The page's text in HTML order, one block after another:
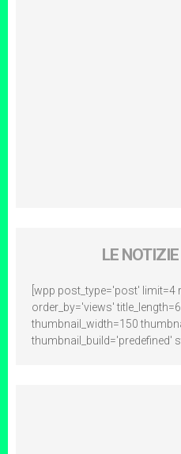
LE
[wpp post_type='post' limit=4
order_by='views'
thumbnail_width=150
thumbnail_build='predefined'